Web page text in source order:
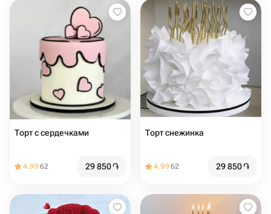
Торт с сердечками
4.9962 29 850֏
Торт снежинка
4.9962 29 850֏